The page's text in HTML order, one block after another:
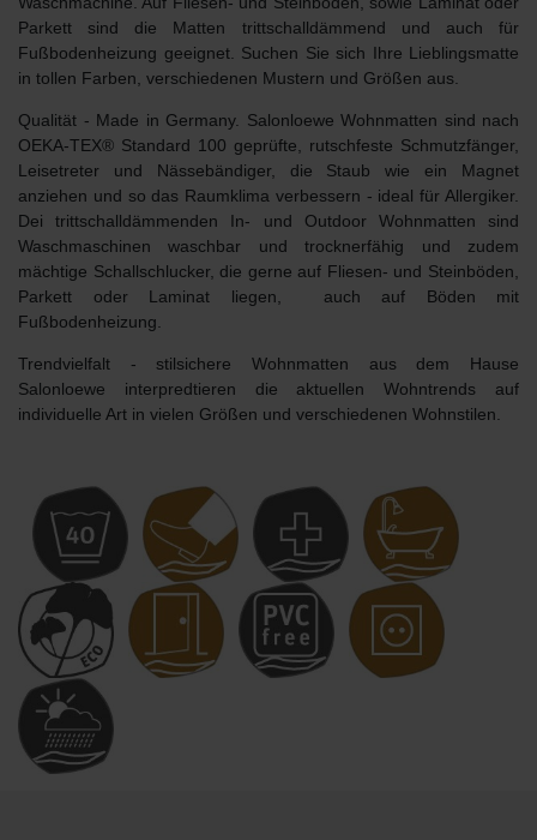
Parkett sind die Matten trittschalldämmend und auch für
Fußbodenheizung geeignet. Suchen Sie sich Ihre Lieblingsmatte
in tollen Farben, verschiedenen Mustern und Größen aus.
Qualität - Made in Germany. Salonloewe Wohnmatten sind nach
OEKA-TEX® Standard 100 geprüfte, rutschfeste Schmutzfänger,
Leisetreter und Nässebändiger, die Staub wie ein Magnet
anziehen und so das Raumklima verbessern - ideal für Allergiker.
Dei trittschalldämmenden In- und Outdoor Wohnmatten sind
Waschmaschinen waschbar und trocknerfähig und zudem
mächtige Schallschlucker, die gerne auf Fliesen- und Steinböden,
Parkett oder Laminat liegen, auch auf Böden mit
Fußbodenheizung.
Trendvielfalt - stilsichere Wohnmatten aus dem Hause
Salonloewe interpredtieren die aktuellen Wohntrends auf
individuelle Art in vielen Größen und verschiedenen Wohnstilen.